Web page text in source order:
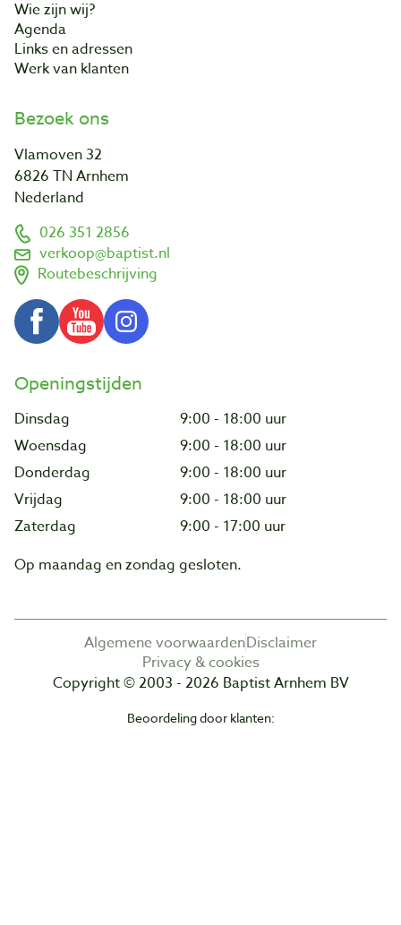
Wie zijn wij?
Agenda
Links en adressen
Werk van klanten
Bezoek ons
Vlamoven 32
6826 TN Arnhem
Nederland
026 351 2856
verkoop@baptist.nl
Routebeschrijving
Openingstijden
Dinsdag
9:00 - 18:00 uur
Woensdag
9:00 - 18:00 uur
Donderdag
9:00 - 18:00 uur
Vrijdag
9:00 - 18:00 uur
Zaterdag
9:00 - 17:00 uur
Op maandag en zondag gesloten.
Algemene voorwaardenDisclaimer
Privacy & cookies
Copyright © 2003 - 2026 Baptist Arnhem BV
Beoordeling door klanten: